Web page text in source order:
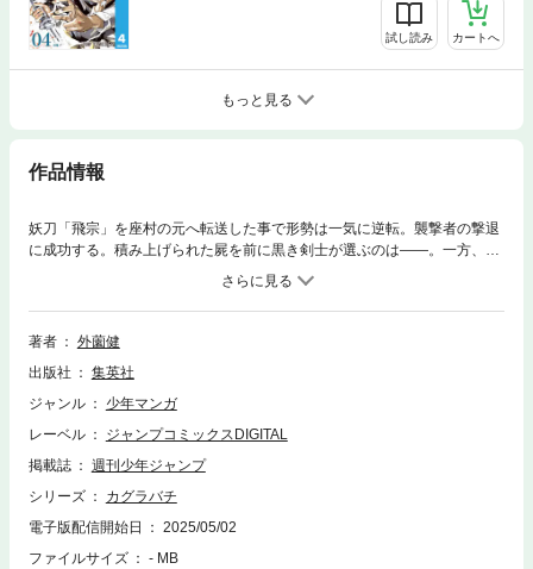
試し読み カートへ
もっと見る
作品情報
妖刀「飛宗」を座村の元へ転送した事で形勢は一気に逆転。襲撃者の撃退
に成功する。積み上げられた屍を前に黒き剣士が選ぶのは――。一方、チ
ヒロと激闘繰り広げる昼彦の前へ妖刀「酌揺」が運ばれる。血飛沫と絶望
の中、各々が信念のため歩みを進める――。
著者
外薗健
出版社
集英社
ジャンル
少年マンガ
レーベル
ジャンプコミックスDIGITAL
掲載誌
週刊少年ジャンプ
シリーズ
カグラバチ
電子版配信開始日
2025/05/02
ファイルサイズ
- MB